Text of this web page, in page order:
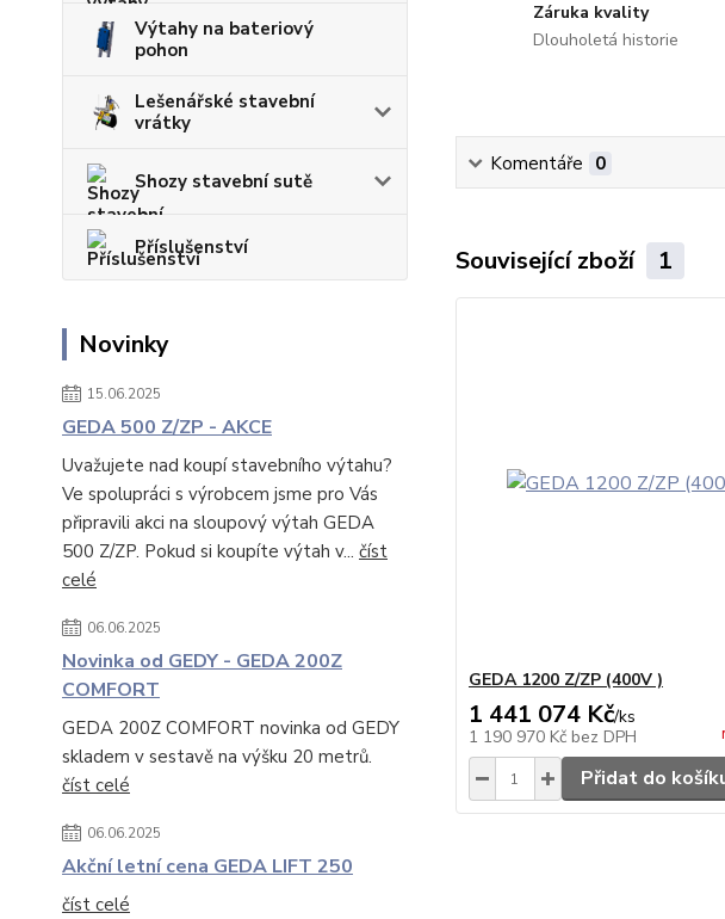
Výtahy na bateriový
pohon
Lešenářské stavební
vrátky
Shozy stavební sutě
Příslušenství
Novinky
15.06.2025
GEDA 500 Z/ZP - AKCE
Uvažujete nad koupí stavebního výtahu?
Ve spolupráci s výrobcem jsme pro Vás
připravili akci na sloupový výtah GEDA
500 Z/ZP. Pokud si koupíte výtah v... číst
celé
06.06.2025
Novinka od GEDY - GEDA 200Z
COMFORT
GEDA 200Z COMFORT novinka od GEDY
skladem v sestavě na výšku 20 metrů.
číst celé
06.06.2025
Akční letní cena GEDA LIFT 250
číst celé
Záruka kvality
Dlouholetá historie
Komentáře 0
Související zboží 1
GEDA 1200 Z/ZP (400V )
1 441 074 Kč/ks
1 190 970 Kč bez DPH
Přidat do